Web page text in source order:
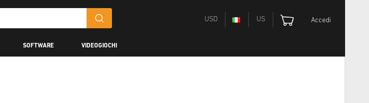
USD US Accedi
SOFTWARE VIDEOGIOCHI